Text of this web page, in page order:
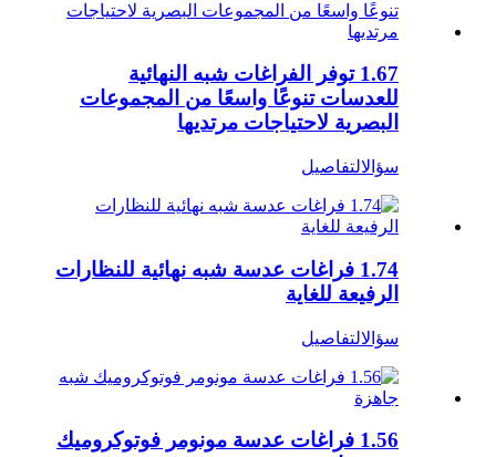
1.67 توفر الفراغات شبه النهائية
للعدسات تنوعًا واسعًا من المجموعات
البصرية لاحتياجات مرتديها
سؤالالتفاصيل
1.74 فراغات عدسة شبه نهائية للنظارات
الرفيعة للغاية
سؤالالتفاصيل
1.56 فراغات عدسة مونومر فوتوكروميك